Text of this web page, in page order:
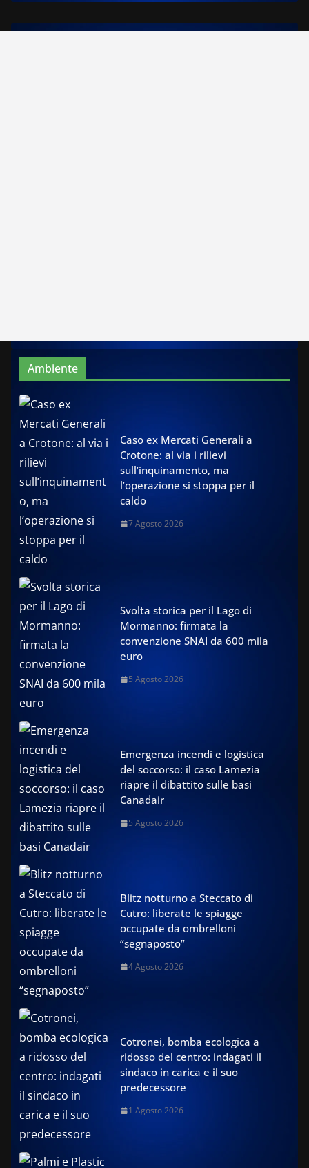
Ambiente
Caso ex Mercati Generali a
Crotone: al via i rilievi
sull’inquinamento, ma
l’operazione si stoppa per il
caldo
7 Agosto 2026
Svolta storica per il Lago di
Mormanno: firmata la
convenzione SNAI da 600 mila
euro
5 Agosto 2026
Emergenza incendi e logistica
del soccorso: il caso Lamezia
riapre il dibattito sulle basi
Canadair
5 Agosto 2026
Blitz notturno a Steccato di
Cutro: liberate le spiagge
occupate da ombrelloni
“segnaposto”
4 Agosto 2026
Cotronei, bomba ecologica a
ridosso del centro: indagati il
sindaco in carica e il suo
predecessore
1 Agosto 2026